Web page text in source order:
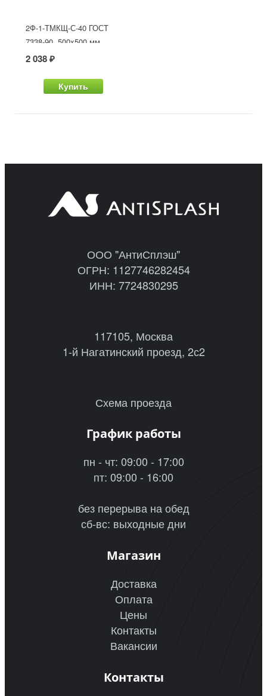
2Ф-1-ТМКЩ-С-40 ГОСТ
7338-90, 500x500 мм
2 038 ₽
Купить
ООО "АнтиСплэш"
ОГРН: 1127746282454
ИНН: 7724830295
117105, Москва
1-й Нагатинский проезд, 2с2
Схема проезда
График работы
пн - чт: 09:00 - 17:00
пт: 09:00 - 16:00
без перерыва на обед
сб-вс: выходные дни
Магазин
Доставка
Оплата
Цены
Контакты
Вакансии
Контакты